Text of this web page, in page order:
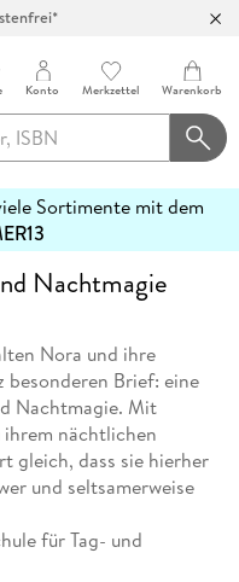
Filialen
Konto Merkzettel Warenkorb
Sortimente mit dem
Nachtmagie
Nora und ihre
besonderen Brief: eine
Nachtmagie. Mit
nächtlichen
gleich, dass sie hierher
und seltsamerweise
für Tag- und